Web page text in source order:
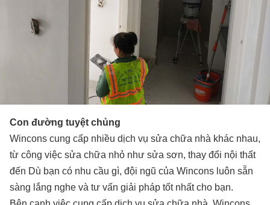
Con đường tuyệt chủng
Wincons cung cấp nhiều dịch vụ sửa chữa nhà khác nhau,
từ công việc sửa chữa nhỏ như sửa sơn, thay đổi nội thất
đến Dù bạn có nhu cầu gì, đội ngũ của Wincons luôn sẵn
sàng lắng nghe và tư vấn giải pháp tốt nhất cho bạn.